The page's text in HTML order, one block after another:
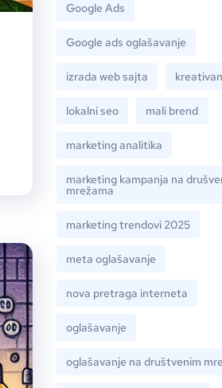
Google Ads
Google ads oglašavanje
izrada web sajta
lokalni seo mali brend
marketing analitika
marketing kampanja na
mrežama
marketing trendovi 2025
meta oglašavanje
nova pretraga interneta
oglašavanje
oglašavanje na društvenim